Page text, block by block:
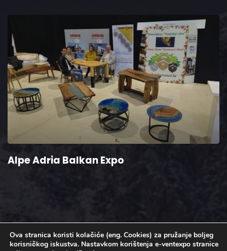
Alpe Adria Balkan Expo
Ova stranica koristi kolačiće (eng. Cookies) za pružanje boljeg
korisničkog iskustva. Nastavkom korištenja e-ventexpo stranice